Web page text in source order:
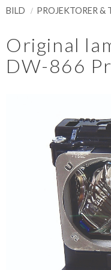
BILD PROJEKTORER &
Original
DW-866